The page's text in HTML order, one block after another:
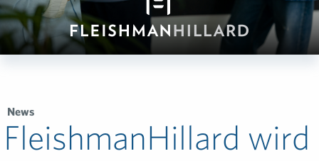
News
FleishmanHillard wird